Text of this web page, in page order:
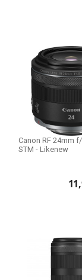
Canon RF 24mm
STM - Likenew